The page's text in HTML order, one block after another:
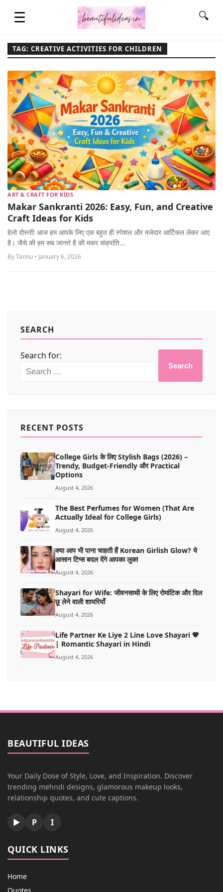
☰
QUOTES
LIFESTYLE
FASHION & STYLE
CONTACT NAME IDEAS
MORE
🔍
TAG: CREATIVE ACTIVITIES FOR CHILDREN
ART & CRAFT FOR KIDS
Makar Sankranti 2026: Easy, Fun, and Creative
Craft Ideas for Kids
हेलो दोस्तों! आज हम आपके लिए एक बहुत ही स्पेशल और मजेदार आर्टिकल लेकर आए
है। जैसे की हम सब जानते है की मकर संक्रांति...
By Tannu • January 6, 2026
SEARCH
Search for:
Search
RECENT POSTS
College Girls के लिए Stylish Bags (2026) –
Trendy, Budget-Friendly और Practical
Options
August 4, 2026
The Best Perfumes for Women (That Are
Actually Ideal for College Girls)
August 4, 2026
क्या आप भी पाना चाहती हैं Korean Girlish Glow? ये
आसान टिप्स बदल देंगे आपका लुक!
August 4, 2026
Shayari for Wife: जीवनसाथी के लिए रोमांटिक और दिल
छू लेने वाली शायरियाँ
August 4, 2026
Life Partner Ke Liye 2 Line Love Shayari 💖
| Romantic Shayari in Hindi
August 4, 2026
BEAUTIFUL IDEAS
Your Daily Dose of Style, Love, and Inspiration. Discover
trending mehndi designs, glamorous makeup looks,
relationship quotes, and cute captions.
▶ P I
QUICK LINKS
Home